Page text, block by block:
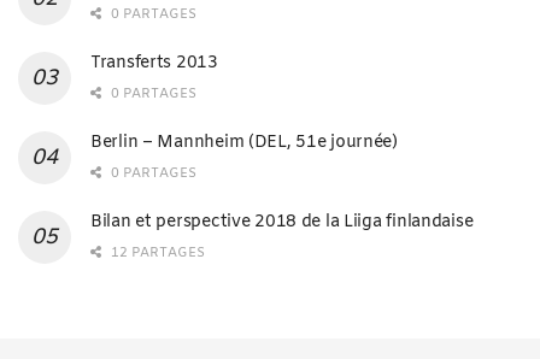
0 PARTAGES
Transferts 2013
0 PARTAGES
Berlin – Mannheim (DEL, 51e journée)
0 PARTAGES
Bilan et perspective 2018 de la Liiga finlandaise
12 PARTAGES